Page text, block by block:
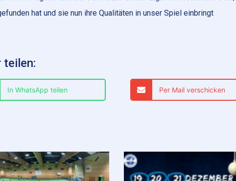
hat und sie nun ihre Qualitäten in unser Spiel einbringt
teilen:
In WhatsApp teilen Per Mail verschicken